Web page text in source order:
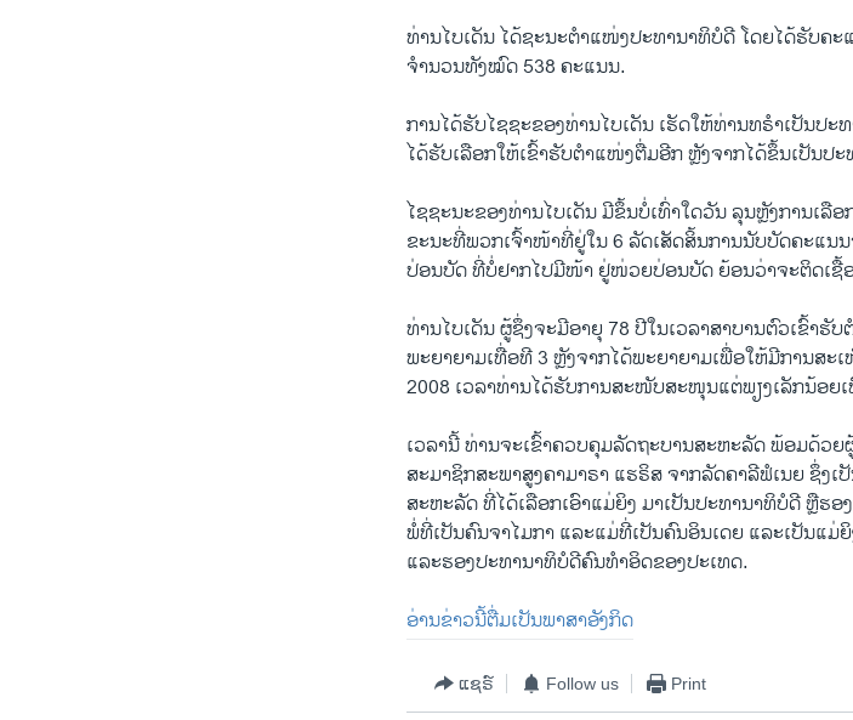
ທ່ານໄບເດັນ ໄດ້ຊະນະຕຳແໜ່ງປະທານາທິບໍດີ ໂດຍໄດ້ຮັບຄ
ຈຳນວນທັງໝົດ 538 ຄະແນນ.
ການໄດ້ຮັບໄຊຊະຂອງທ່ານໄບເດັນ ເຮັດໃຫ້ທ່ານທຣຳເປັນປ
ໄດ້ຮັບເລືອກໃຫ້ເຂົ້າຮັບຕຳແໜ່ງຕື່ມອີກ ຫຼັງຈາກໄດ້ຂຶ້ນເປັນປ
ໄຊຊະນະຂອງທ່ານໄບເດັນ ມີຂຶ້ນບໍ່ເທົ່າໃດວັນ ລຸນຫຼັງການເລື
ຂະນະທີ່ພວກເຈົ້າໜ້າທີ່ຢູ່ໃນ 6 ລັດເສັດສິ້ນການນັບບັດຄະແນ
ປ່ອນບັດ ທີ່ບໍ່ຢາກໄປມີໜ້າ ຢູ່ໜ່ວຍປ່ອນບັດ ຍ້ອນວ່າຈະຕິດເຊື້
ທ່ານໄບເດັນ ຜູ້ຊຶ່ງຈະມີອາຍຸ 78 ປີໃນເວລາສາບານຕົວເຂົ້າ
ພະຍາຍາມເທື່ອທີ 3 ຫຼັງຈາກໄດ້ພະຍາຍາມເພື່ອໃຫ້ມີການສ
2008 ເວລາທ່ານໄດ້ຮັບການສະໜັບສະໜຸນແຕ່ພຽງເລັກນ້ອຍ
ເວລານີ້ ທ່ານຈະເຂົ້າຄວບຄຸມລັດຖະບານສະຫະລັດ ພ້ອມດ້ວ
ສະມາຊິກສະພາສູງຄາມາຣາ ແຮຣິສ ຈາກລັດຄາລີຟໍເນຍ ຊຶ່ງ
ສະຫະລັດ ທີ່ໄດ້ເລືອກເອົາແມ່ຍິງ ມາເປັນປະທານາທິບໍດີ ຫຼືຮ
ພໍ່ທີ່ເປັນຄົນຈາໄມກາ ແລະແມ່ທີ່ເປັນຄົນອິນເດຍ ແລະເປັນແ
ແລະຮອງປະທານາທິບໍດີຄົນທຳອິດຂອງປະເທດ.
ອ່ານຂ່າວນີ້ຕື່ມເປັນພາສາອັງກິດ
ແຊຣ໌ Follow us Print